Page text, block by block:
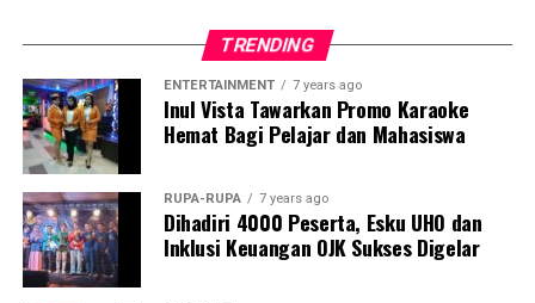
membantu UMKM meningkatkan kualitas layanan
sekaligus daya saing usaha.
Dalam kesempatan tersebut, Ikhsan juga mendorong
agar proses pendataan dan pendaftaran penerima lapak
kelak dilakukan secara transparan serta benar-benar
memprioritaskan pelaku usaha kecil yang
menggantungkan mata pencahariannya dari aktivitas
kuliner.
TRENDING
ENTERTAINMENT 7 years ago
Inul Vista Tawarkan Promo Karaoke
Hemat Bagi Pelajar dan Mahasiswa
RUPA-RUPA 7 years ago
Dihadiri 4000 Peserta, Esku UHO dan
Inklusi Keuangan OJK Sukses Digelar